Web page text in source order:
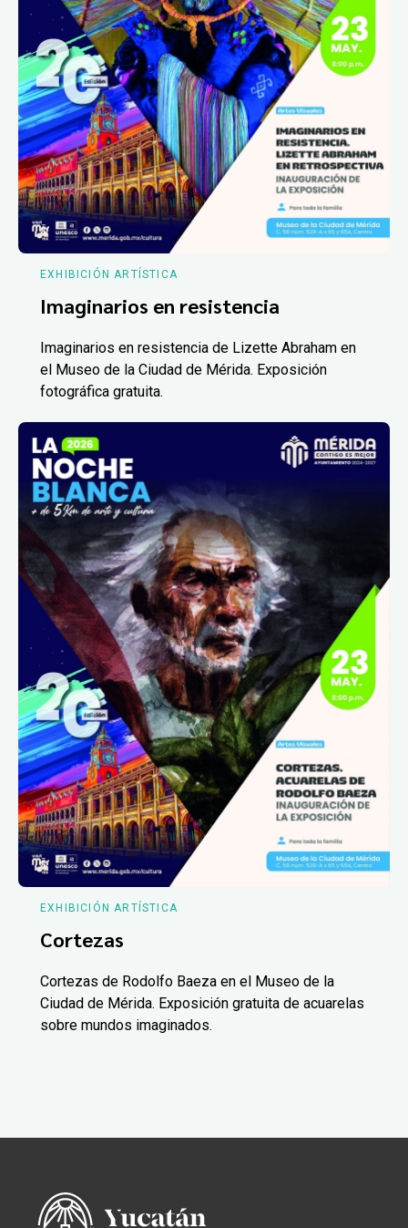
EXHIBICIÓN ARTÍSTICA
Imaginarios en resistencia
Imaginarios en resistencia de Lizette Abraham en
el Museo de la Ciudad de Mérida. Exposición
fotográfica gratuita.
EXHIBICIÓN ARTÍSTICA
Cortezas
Cortezas de Rodolfo Baeza en el Museo de la
Ciudad de Mérida. Exposición gratuita de acuarelas
sobre mundos imaginados.